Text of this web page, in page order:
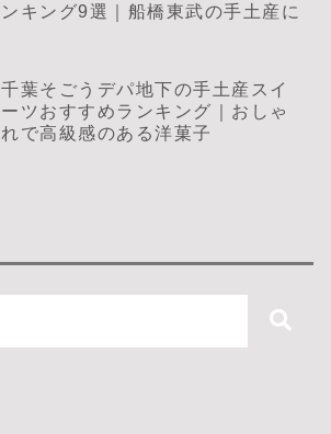
ンキング9選｜船橋東武の手土産に
千葉そごうデパ地下の手土産スイ
ーツおすすめランキング｜おしゃ
れで高級感のある洋菓子